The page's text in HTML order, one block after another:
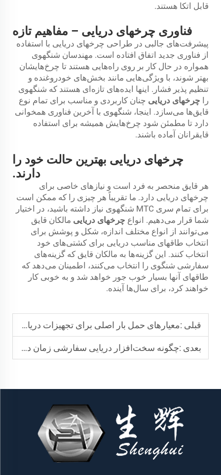
قابل اتکا هستند.
فناوری چرخهای دریایی – مفاهیم تازه
پیشرفت‌های جالبی در طراحی چرخهای دریایی با استفاده
از فناوری جدید اتفاق افتاده است. مهندسان شنگهوی
همواره در حال کار بر روی راه‌هایی هستند تا چرخ‌هایشان
بهتر شوند، با ویژگی‌هایی مانند بخش‌های خودروغنده و
تنظیم پذیر فشار. اینها ایده‌های تازه‌ای هستند که شنگهوی
را چرخهای دریایی چنان کاربردی و مناسب برای تمام نوع
قایق‌ها می‌سازد. اینجا، شنگهوی با آخرین فناوری همخوانی
دارد تا مطمئن شود چرخ‌هایش همیشه برای استفاده
قایقرانان آماده باشند.
چرخهای دریایی بهترین حالت خود را
دارند.
هر قایق منحصر به فرد است و نیازهای خاصی برای
چرخهای دریایی دارد. ما تقریباً هر چیزی را که ممکن است
برای تمام سری MTC شنگهوی نیاز داشته باشید، در اختیار
شما قرار می‌دهیم. انواع چرخهای دریایی مالکان قایق
می‌توانند از انواع مختلف اندازه، شکل و پوشش برای
انتخاب طاقهای مناسب دریایی برای کشتی‌های خود
انتخاب کنند. این گزینه‌ها به مالکان قایق که گزینه‌های
سفارشی شنگوی را انتخاب می‌کنند، اطمینان می‌دهد که
طاقهای آنها بسیار خوب جور خواهد شد و به خوبی کار
خواهند کرد، برای سال‌ها آینده.
قبلی :معیارهای حمل بار اصلی برای تجهیزات دریایی چیست؟
بعدی :چگونه سخت‌افزار دریایی سفارشی زمان دست نخورده کشتی را کاهش می‌دهد